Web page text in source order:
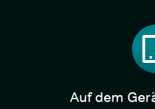
Auf dem